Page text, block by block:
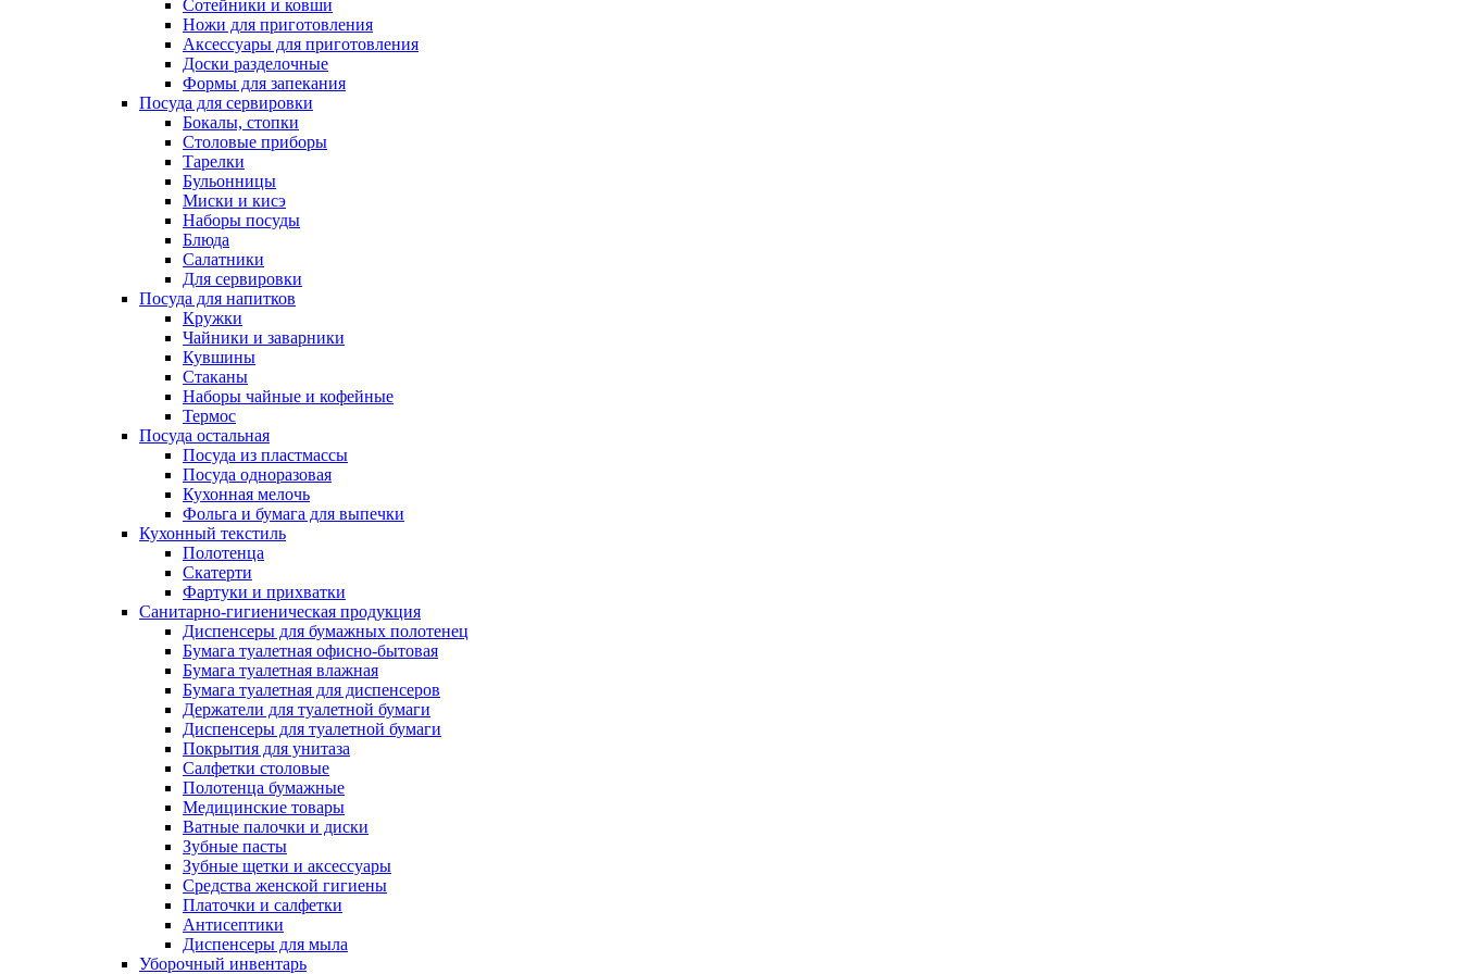
Сотейники и ковши
Ножи для приготовления
Аксессуары для приготовления
Доски разделочные
Формы для запекания
Посуда для сервировки
Бокалы, стопки
Столовые приборы
Тарелки
Бульонницы
Миски и кисэ
Наборы посуды
Блюда
Салатники
Для сервировки
Посуда для напитков
Кружки
Чайники и заварники
Кувшины
Стаканы
Наборы чайные и кофейные
Термос
Посуда остальная
Посуда из пластмассы
Посуда одноразовая
Кухонная мелочь
Фольга и бумага для выпечки
Кухонный текстиль
Полотенца
Скатерти
Фартуки и прихватки
Санитарно-гигиеническая продукция
Диспенсеры для бумажных полотенец
Бумага туалетная офисно-бытовая
Бумага туалетная влажная
Бумага туалетная для диспенсеров
Держатели для туалетной бумаги
Диспенсеры для туалетной бумаги
Покрытия для унитаза
Салфетки столовые
Полотенца бумажные
Медицинские товары
Ватные палочки и диски
Зубные пасты
Зубные щетки и аксессуары
Средства женской гигиены
Платочки и салфетки
Антисептики
Диспенсеры для мыла
Уборочный инвентарь